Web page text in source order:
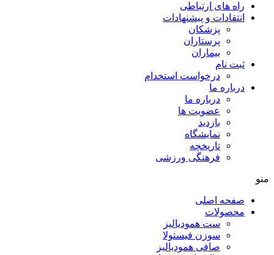
راه های ارتباطی
انتقادات و پيشنهادات
پزشكان
پرستاران
بيماران
ثبت نام
درخواست استخدام
درباره ما
درباره ما
عضویت ها
بازدید
نمایشگاه
تاريخچه
فرهنگی ورزشی
منو
صفحه اصلی
محصولات
ست همودیالیز
سوزن فیستولا
صافی همودیالیز